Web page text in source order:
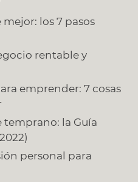
los 7 pasos
rentable y
emprender: 7 cosas
temprano: la Guía
personal para